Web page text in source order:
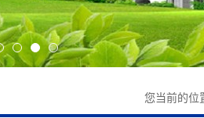
您当前的位